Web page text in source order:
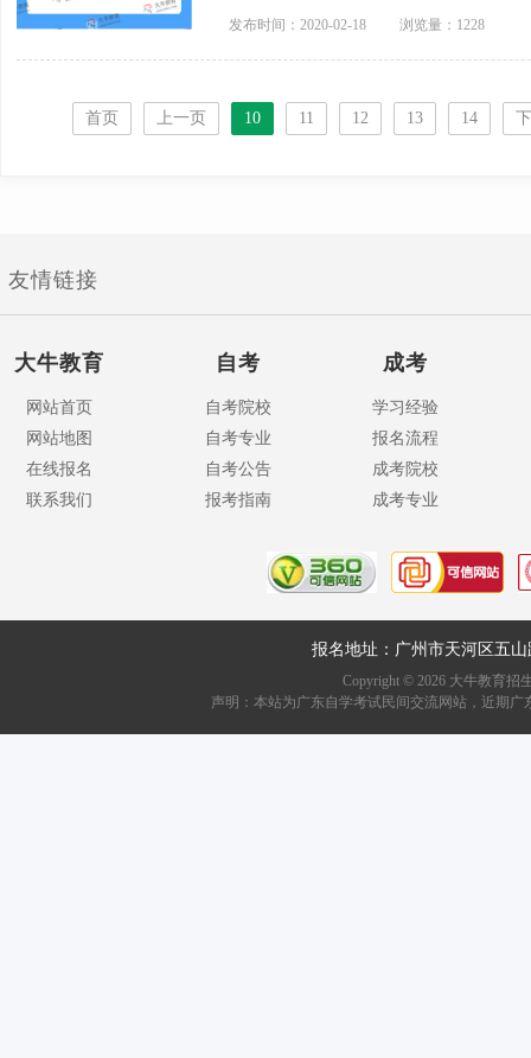
护理学专业，建议选择专本套读的方式
发布时间：2020-02-18 浏览量：1228
首页 上一页 10 11 12 13 14
友情链接
大牛教育
网站首页
网站地图
在线报名
联系我们
自考
自考院校
自考专业
自考公告
报考指南
成考
学习经验
报名流程
成考院校
成考专业
报名地址：广州市天河区五
Copyright © 2026大牛教育招
声明：本站为广东自学考试民间交流网站，近期